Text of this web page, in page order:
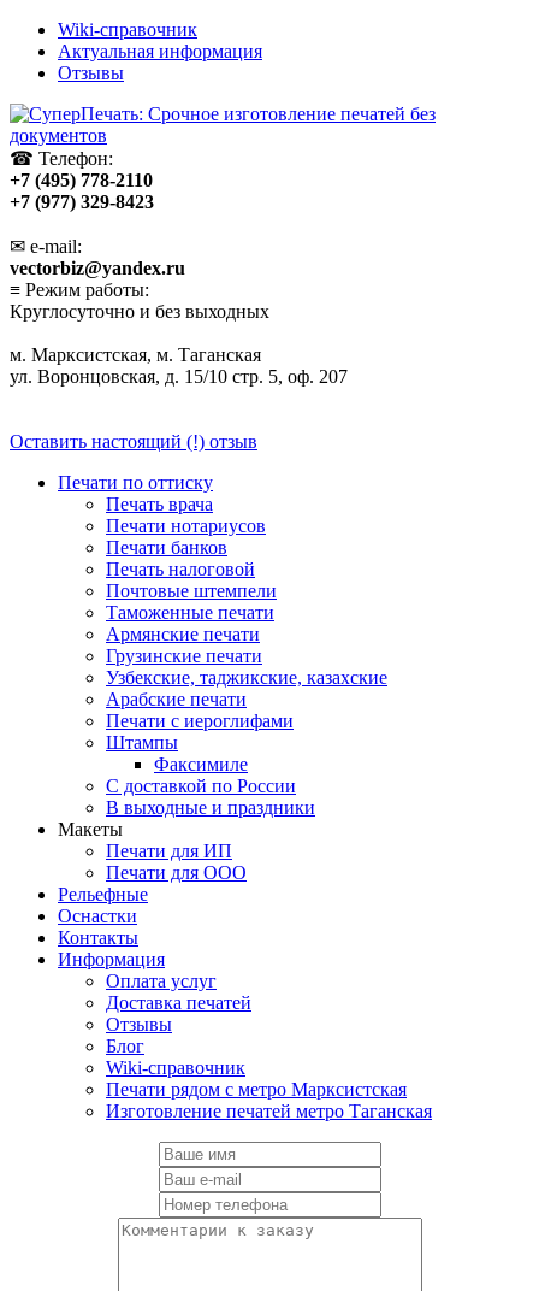
Wiki-справочник
Актуальная информация
Отзывы
☎ Телефон:
+7 (495) 778-2110
+7 (977) 329-8423
✉ e-mail:
vectorbiz@yandex.ru
≡ Режим работы:
Круглосуточно и без выходных
м. Марксистская, м. Таганская
ул. Воронцовская, д. 15/10 стр. 5, оф. 207
Оставить настоящий (!) отзыв
Печати по оттиску
Печать врача
Печати нотариусов
Печати банков
Печать налоговой
Почтовые штемпели
Таможенные печати
Армянские печати
Грузинские печати
Узбекские, таджикские, казахские
Арабские печати
Печати с иероглифами
Штампы
Факсимиле
С доставкой по России
В выходные и праздники
Макеты
Печати для ИП
Печати для ООО
Рельефные
Оснастки
Контакты
Информация
Оплата услуг
Доставка печатей
Отзывы
Блог
Wiki-справочник
Печати рядом с метро Марксистская
Изготовление печатей метро Таганская